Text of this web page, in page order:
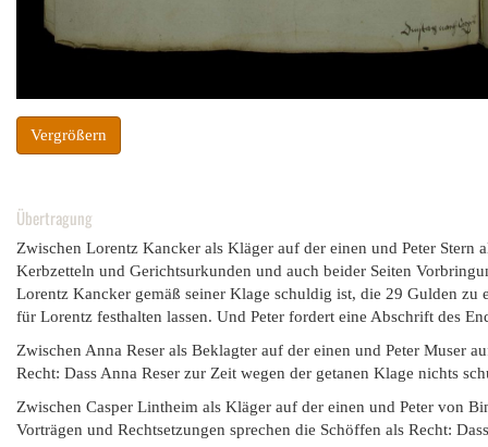
Vergrößern
Übertragung
Zwischen Lorentz Kancker als Kläger auf der einen und Peter
Kerbzetteln und Gerichtsurkunden und auch beider Seiten
Lorentz Kancker gemäß seiner Klage schuldig ist, die 29 Gulden
für Lorentz festhalten lassen. Und Peter fordert eine Abschrift des
Zwischen Anna Reser als Beklagter auf der einen und Peter Muser
Recht: Dass Anna Reser zur Zeit wegen der getanen Klage nichts
Zwischen Casper Lintheim als Kläger auf der einen und Peter von
Vorträgen und Rechtsetzungen sprechen die Schöffen als Recht: